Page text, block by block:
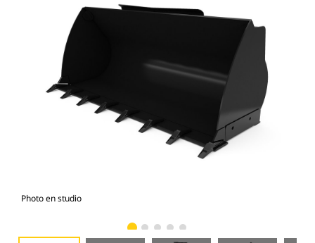
Photo en studio